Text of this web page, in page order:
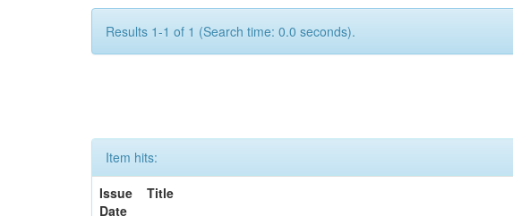
Results 1-1 of 1 (Search time: 0.0 seconds).
Item hits:
Issue
Date
Title